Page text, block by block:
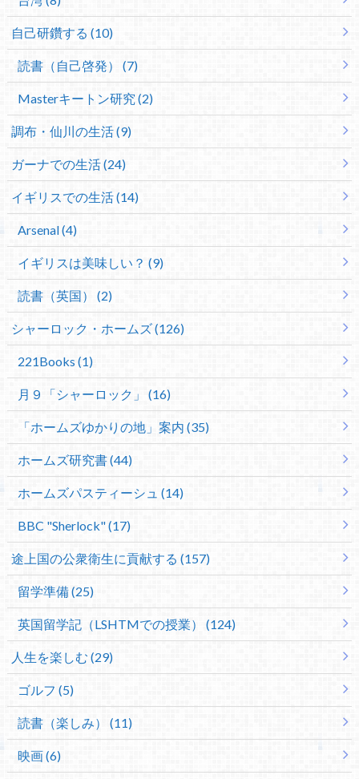
自己研鑽する (10)
読書（自己啓発） (7)
Masterキートン研究 (2)
調布・仙川の生活 (9)
ガーナでの生活 (24)
イギリスでの生活 (14)
Arsenal (4)
イギリスは美味しい？ (9)
読書（英国） (2)
シャーロック・ホームズ (126)
221Books (1)
月９「シャーロック」 (16)
「ホームズゆかりの地」案内 (35)
ホームズ研究書 (44)
ホームズパスティーシュ (14)
BBC "Sherlock" (17)
途上国の公衆衛生に貢献する (157)
留学準備 (25)
英国留学記（LSHTMでの授業） (124)
人生を楽しむ (29)
ゴルフ (5)
読書（楽しみ） (11)
映画 (6)